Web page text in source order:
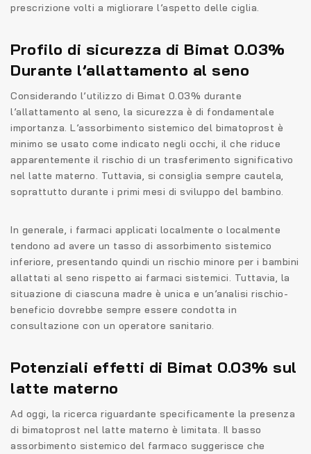
prescrizione volti a migliorare l’aspetto delle ciglia.
Profilo di sicurezza di Bimat 0.03%
Durante l’allattamento al seno
Considerando l’utilizzo di Bimat 0.03% durante
l’allattamento al seno, la sicurezza è di fondamentale
importanza. L’assorbimento sistemico del bimatoprost è
minimo se usato come indicato negli occhi, il che riduce
apparentemente il rischio di un trasferimento significativo
nel latte materno. Tuttavia, si consiglia sempre cautela,
soprattutto durante i primi mesi di sviluppo del bambino.
In generale, i farmaci applicati localmente o localmente
tendono ad avere un tasso di assorbimento sistemico
inferiore, presentando quindi un rischio minore per i bambini
allattati al seno rispetto ai farmaci sistemici. Tuttavia, la
situazione di ciascuna madre è unica e un’analisi rischio-
beneficio dovrebbe sempre essere condotta in
consultazione con un operatore sanitario.
Potenziali effetti di Bimat 0.03% sul
latte materno
Ad oggi, la ricerca riguardante specificamente la presenza
di bimatoprost nel latte materno è limitata. Il basso
assorbimento sistemico del farmaco suggerisce che